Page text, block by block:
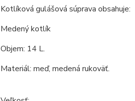
Kotlíková gulášová súprava obsahuje:
Medený kotlík
Objem: 14 L.
Materiál: meď, medená rukoväť.